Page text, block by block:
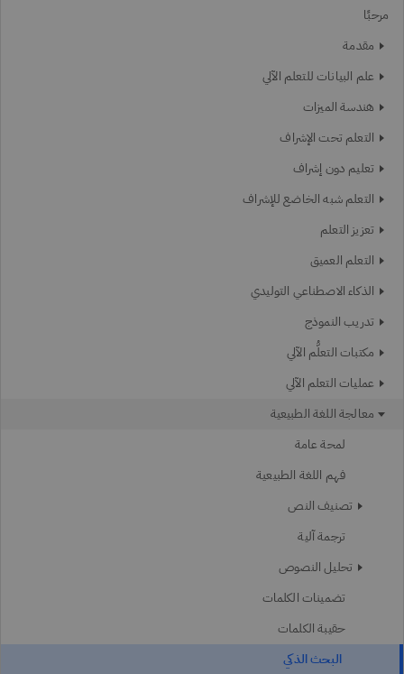
مرحبًا
مقدمة
علم البيانات للتعلم الآلي
هندسة الميزات
التعلم تحت الإشراف
تعليم دون إشراف
التعلم شبه الخاضع للإشراف
تعزيز التعلم
التعلم العميق
الذكاء الاصطناعي التوليدي
تدريب النموذج
مكتبات التعلُّم الآلي
عمليات التعلم الآلي
معالجة اللغة الطبيعية
لمحة عامة
فهم اللغة الطبيعية
تصنيف النص
ترجمة آلية
تحليل النصوص
تضمينات الكلمات
حقيبة الكلمات
البحث الذكي